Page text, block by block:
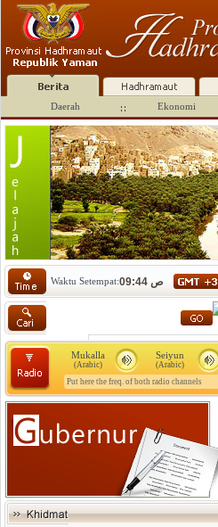
Daerah Ekonomi
Waktu Setempat: 09:44 ص
Seiyun
(Arabic)
Mukalla
(Arabic)
Put here the freq. of both radio channels